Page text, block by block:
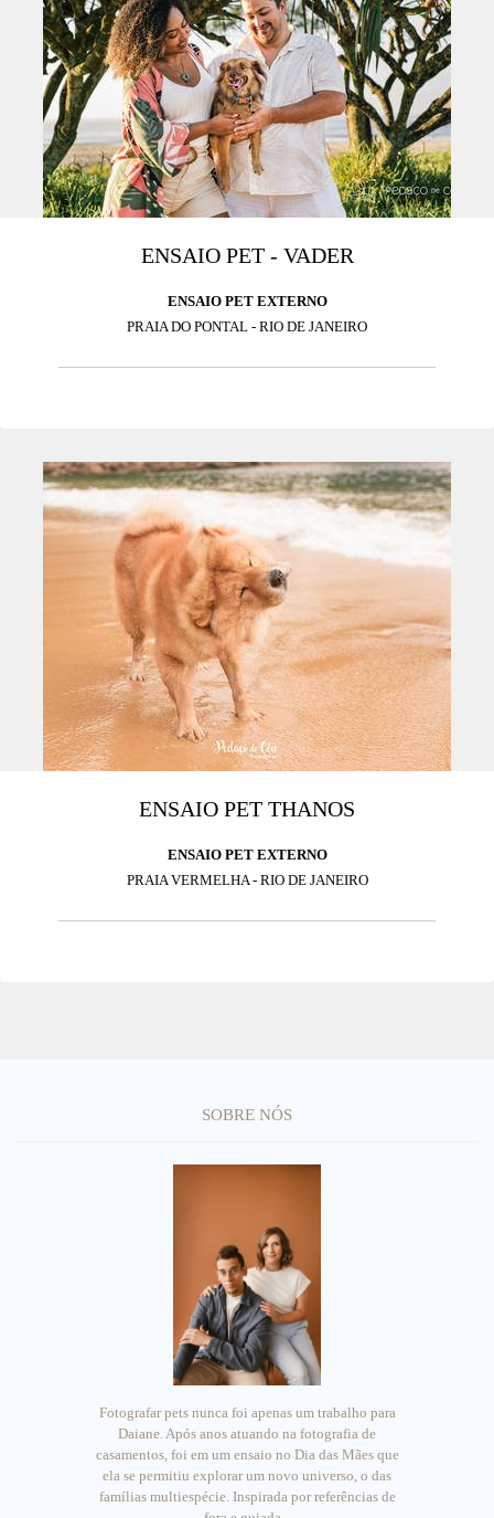
ENSAIO PET - VADER
ENSAIO PET EXTERNO
PRAIA DO PONTAL - RIO DE JANEIRO
ENSAIO PET THANOS
ENSAIO PET EXTERNO
PRAIA VERMELHA - RIO DE JANEIRO
SOBRE NÓS
Fotografar pets nunca foi apenas um trabalho para
Daiane. Após anos atuando na fotografia de
casamentos, foi em um ensaio no Dia das Mães que
ela se permitiu explorar um novo universo, o das
famílias multiespécie. Inspirada por referências de